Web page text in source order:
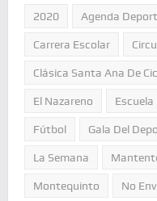
2020 Agenda
Carrera Escolar
Clásica Santa Ana De
El Nazareno
Fútbol Gala Del
La Semana
Montequinto No